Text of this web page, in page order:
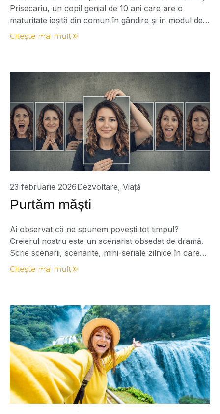
Prisecariu, un copil genial de 10 ani care are o
maturitate ieșită din comun în gândire și în modul de a
vorbi. La un moment dat, a spus o frază care m-a
oprit din tot ce făceam: „Mama este apa de la
Citește mai mult
23 februarie 2026Dezvoltare, Viață
Purtăm măști
Ai observat că ne spunem povești tot timpul?
Creierul nostru este un scenarist obsedat de dramă.
Scrie scenarii, scenarite, mini-seriale zilnice în care
noi suntem și eroul, și victima, și moralistul, și
salvatorul. Se spune: „Dacă ai putea să te vezi prin
Citește mai mult